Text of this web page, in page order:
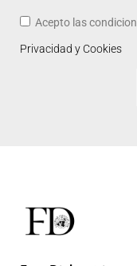
Acepto las
Privacidad y Cookies